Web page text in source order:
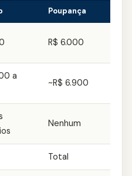
Poupança
R$ 6.000
a
~R$ 6.900
Nenhum
Total